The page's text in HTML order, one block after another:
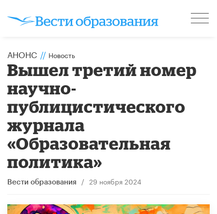
АНОНС // Новость
Вышел третий номер
научно-
публицистического
журнала
«Образовательная
политика»
Вести образования / 29 ноября 2024